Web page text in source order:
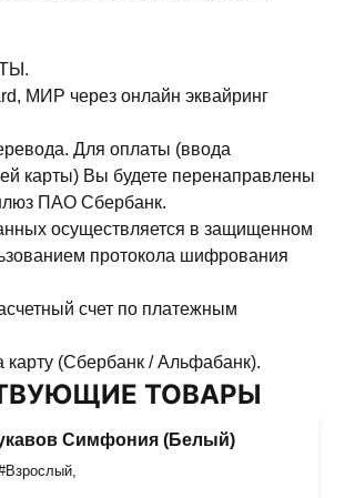
МИР через онлайн эквайринг
Для оплаты (ввода
карты) Вы будете перенаправлены
ПАО Сбербанк.
осуществляется в защищенном
протокола шифрования
счет по платежным
(Сбербанк / Альфабанк).
ТОВАРЫ
Симфония (Белый)